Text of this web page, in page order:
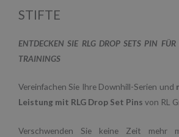
STIFTE
ENTDECKEN SIE RLG DROP SETS PIN
TRAININGS
Vereinfachen Sie Ihre Downhill-Serien und
Leistung mit RLG Drop Set Pins von RL
Verschwenden Sie keine Zeit mehr